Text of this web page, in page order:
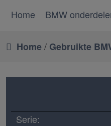
Home BMW
Home/ Gebruikte
Serie: